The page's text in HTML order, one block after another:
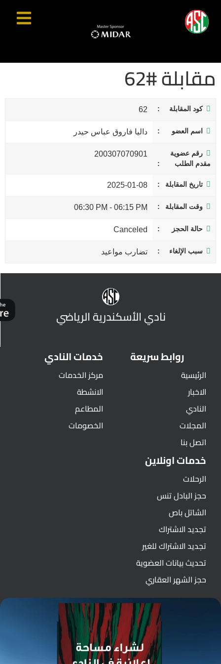
مقابلة #62
كود المقابلة 62
اسم العضو داليا فاروق عباس حيدر
رقم عضوية
مقدم الطلب
200307070901
تاريخ المقابلة 2025-01-08
وقت المقابلة 06:15 PM
-
06:30 PM
حالة الحجز Canceled
سبب الإلغاء تضارب مواعيد
نادي الأسكندرية الرياضي
روابط سريعة
الرئيسية
الاخبار
النادي
المجلات
اتصل بنا
خدمات النادي
مركز الخدمات
الانشطة
المطاعم
الخصومات
خدمات اونلاين
الرحلات
حجز البادل تنس
الشاتل باص
تجديد الاشتراك
تجديد الاشتراك للغير
تحديث بيانات العضوية
حجز الشهر العقاري